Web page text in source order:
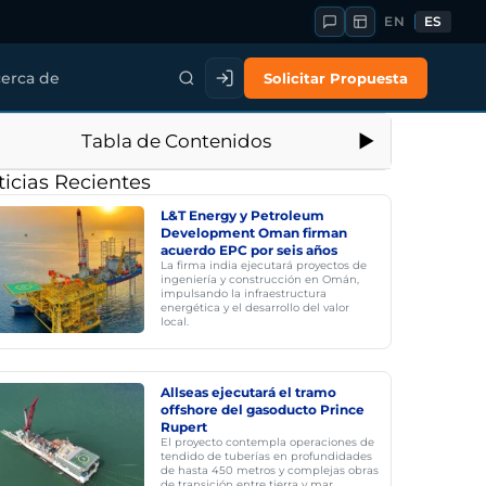
EN ES
de Solicitar Propuesta
Tabla de Contenidos
Recientes
L&T Energy y Petroleum
Development Oman firman
acuerdo EPC por seis años
La firma india ejecutará proyectos de
ingeniería y construcción en Omán,
impulsando la infraestructura
energética y el desarrollo del valor
local.
Allseas ejecutará el tramo
offshore del gasoducto Prince
Rupert
El proyecto contempla operaciones de
tendido de tuberías en profundidades
de hasta 450 metros y complejas obras